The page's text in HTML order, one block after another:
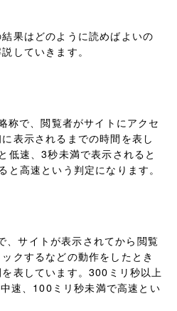
果はどのように読めばよいの
していきます。
で、閲覧者がサイトにアクセ
表示されるまでの時間を表し
低速、3秒未満で表示されると
高速という判定になります。
サイトが表示されてから閲覧
クするなどの動作をしたとき
表しています。300ミリ秒以上
速、100ミリ秒未満で高速とい